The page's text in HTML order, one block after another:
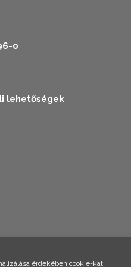
érdekében cookie-kat
0
lehetőségek